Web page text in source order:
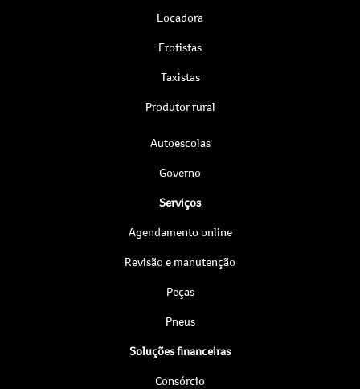
Locadora
Frotistas
Taxistas
Produtor rural
Autoescolas
Governo
Serviços
Agendamento online
Revisão e manutenção
Peças
Pneus
Soluções financeiras
Consórcio